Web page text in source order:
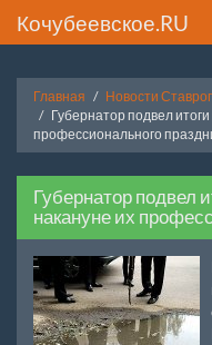
Кочубеевское.RU
Главная
Новости
Губернатор подвел
профессионального
Губернатор подвел
накануне их